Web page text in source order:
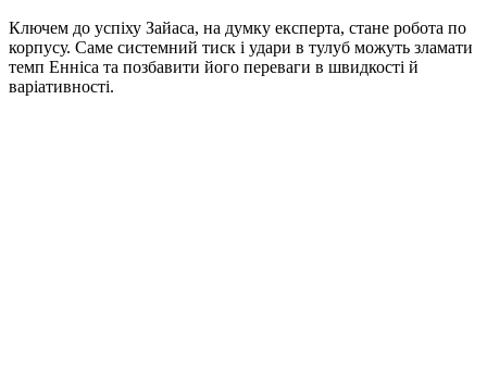
Ключем до успіху Зайаса, на думку експерта, стане робота по
корпусу. Саме системний тиск і удари в тулуб можуть зламати
темп Енніса та позбавити його переваги в швидкості й
варіативності.